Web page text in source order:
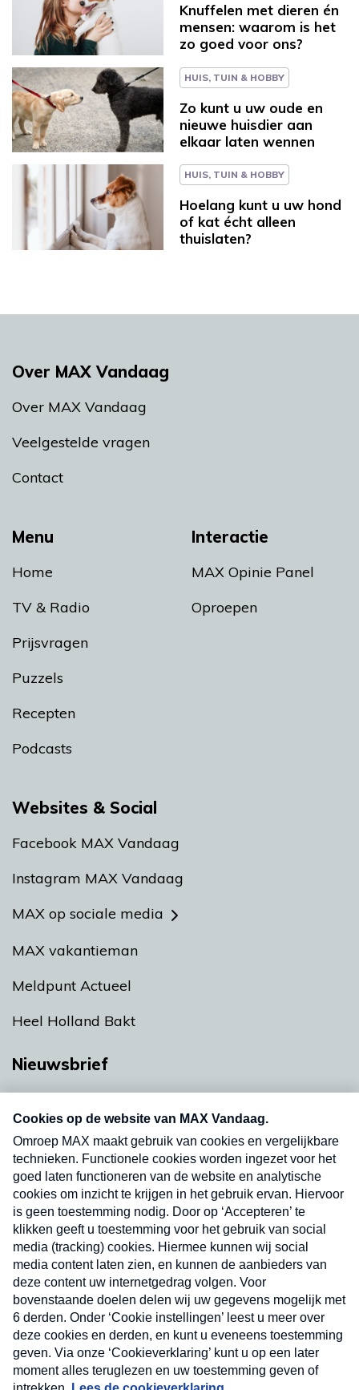
Knuffelen met dieren én
mensen: waarom is het
zo goed voor ons?
HUIS, TUIN & HOBBY
Zo kunt u uw oude en
nieuwe huisdier aan
elkaar laten wennen
HUIS, TUIN & HOBBY
Hoelang kunt u uw hond
of kat écht alleen
thuislaten?
Menu
Home
TV & Radio
Prijsvragen
Puzzels
Recepten
Podcasts
Interactie
MAX Opinie Panel
Oproepen
Over MAX Vandaag
Over MAX Vandaag
Veelgestelde vragen
Contact
Websites & Social
Facebook MAX Vandaag
Instagram MAX Vandaag
MAX op sociale media
MAX vakantieman
Meldpunt Actueel
Heel Holland Bakt
Nieuwsbrief
Neem hier een gratis abonnement op onze
nieuwsbrief. Elke vrijdag- en dinsdagochtend in
uw mailbox.
Verzend
Nieuwsbrief
Neem hier een gratis abonnement op onze
nieuwsbrief. Elke vrijdag- en dinsdagochtend in uw